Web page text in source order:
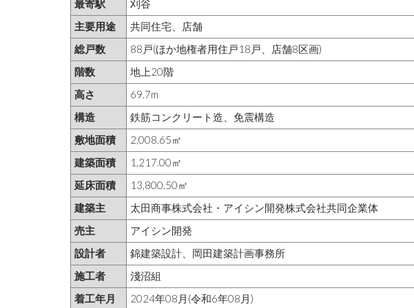
最寄駅
刈谷
主要用途
共同住宅、店舗
総戸数
88戸(ほか地権者用住戸18戸、店舗8区画)
階数
地上20階
高さ
69.7m
構造
鉄筋コンクリート造、免震構造
敷地面積
2,008.65㎡
建築面積
1,217.00㎡
延床面積
13,800.50㎡
建築主
太田商事株式会社・アイシン開発株式会社共同企業体
売主
アイシン開発
設計者
錦建築設計、岡田建築計画事務所
施工者
淺沼組
着工年月
2024年08月(令和6年08月)